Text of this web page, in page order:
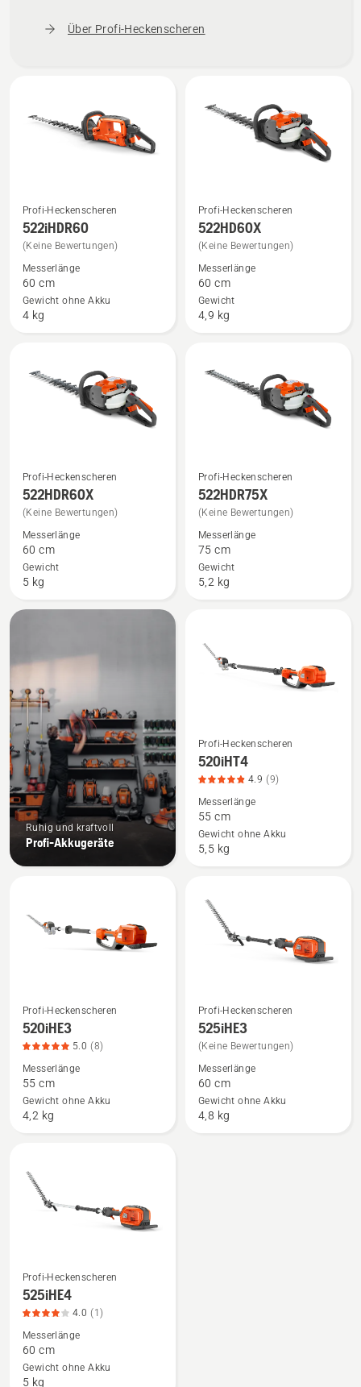
Über Profi-Heckenscheren
Mehr
Details
zu
522iHDR60
anzeigen
Profi-Heckenscheren
522iHDR60
(Keine Bewertungen)
Messerlänge
60 cm
Gewicht ohne Akku
4 kg
Mehr
Details
zu
522HD60X
anzeigen
Profi-Heckenscheren
522HD60X
(Keine Bewertungen)
Messerlänge
60 cm
Gewicht
4,9 kg
Mehr
Details
zu
522HDR60X
anzeigen
Profi-Heckenscheren
522HDR60X
(Keine Bewertungen)
Messerlänge
60 cm
Gewicht
5 kg
Mehr
Details
zu
522HDR75X
anzeigen
Profi-Heckenscheren
522HDR75X
(Keine Bewertungen)
Messerlänge
75 cm
Gewicht
5,2 kg
Ruhig und kraftvoll
Profi-Akkugeräte
Mehr
Details
zu
520iHT4
anzeigen,
Produktbewertung
Profi-Heckenscheren
520iHT4
4.9 (9)
Messerlänge
55 cm
Gewicht ohne Akku
5,5 kg
Mehr
Details
zu
520iHE3
anzeigen,
Produktbewertung
Profi-Heckenscheren
520iHE3
5.0 (8)
Messerlänge
55 cm
Gewicht ohne Akku
4,2 kg
Mehr
Details
zu
525iHE3
anzeigen
Profi-Heckenscheren
525iHE3
(Keine Bewertungen)
Messerlänge
60 cm
Gewicht ohne Akku
4,8 kg
Mehr
Details
zu
525iHE4
anzeigen,
Produktbewertung
Profi-Heckenscheren
525iHE4
4.0 (1)
Messerlänge
60 cm
Gewicht ohne Akku
5 kg